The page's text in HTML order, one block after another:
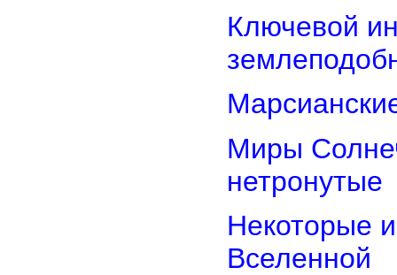
Ключевой
Миры
нетронутые
Некоторые
Вселенной